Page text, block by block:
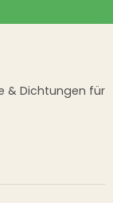
& Dichtungen für